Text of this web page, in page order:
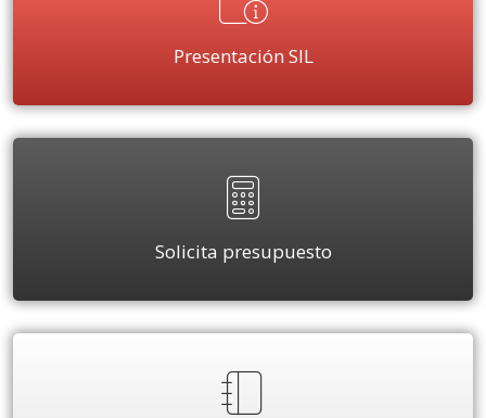
Presentación SIL
Solicita presupuesto